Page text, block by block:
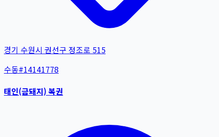
경기 수원시 권선구 정조로 515
수동#14141778
태인(금돼지) 복권